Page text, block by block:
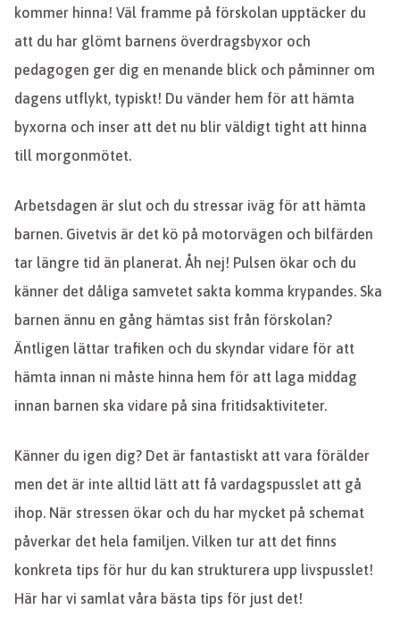
kommer hinna! Väl framme på förskolan upptäcker du
att du har glömt barnens överdragsbyxor och
pedagogen ger dig en menande blick och påminner om
dagens utflykt, typiskt! Du vänder hem för att hämta
byxorna och inser att det nu blir väldigt tight att hinna
till morgonmötet.
Arbetsdagen är slut och du stressar iväg för att hämta
barnen. Givetvis är det kö på motorvägen och bilfärden
tar längre tid än planerat. Åh nej! Pulsen ökar och du
känner det dåliga samvetet sakta komma krypandes. Ska
barnen ännu en gång hämtas sist från förskolan?
Äntligen lättar trafiken och du skyndar vidare för att
hämta innan ni måste hinna hem för att laga middag
innan barnen ska vidare på sina fritidsaktiviteter.
Känner du igen dig? Det är fantastiskt att vara förälder
men det är inte alltid lätt att få vardagspusslet att gå
ihop. När stressen ökar och du har mycket på schemat
påverkar det hela familjen. Vilken tur att det finns
konkreta tips för hur du kan strukturera upp livspusslet!
Här har vi samlat våra bästa tips för just det!